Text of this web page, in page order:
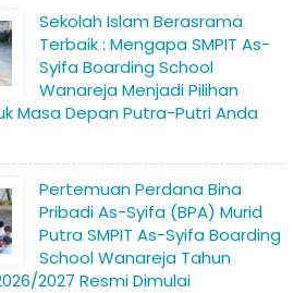
Sekolah Islam Berasrama
Terbaik : Mengapa SMPIT As-
Syifa Boarding School
Wanareja Menjadi Pilihan
Masa Depan Putra-Putri Anda
Pertemuan Perdana Bina
Pribadi As-Syifa (BPA) Murid
Putra SMPIT As-Syifa Boarding
School Wanareja Tahun
2027 Resmi Dimulai